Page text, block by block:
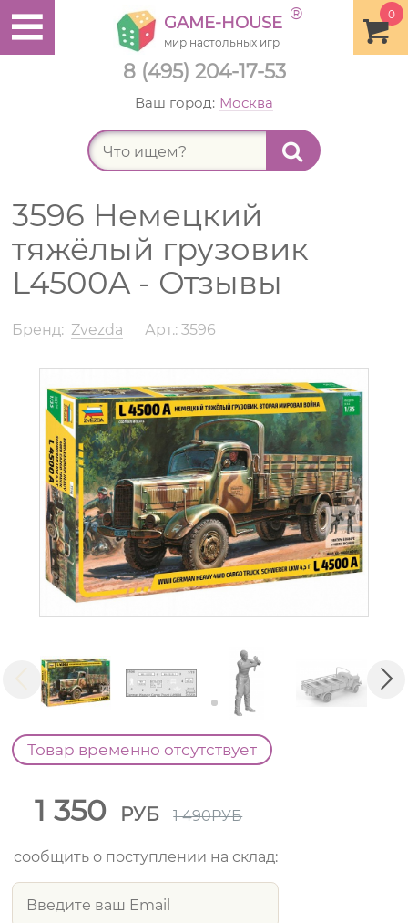
8 (495) 204-17-53
0
GAME-HOUSE ®
мир настольных игр
Ваш город: Москва
3596 Немецкий
тяжёлый грузовик
L4500A - Отзывы
Бренд: Zvezda Арт.: 3596
Товар временно отсутствует
1 350 РУБ 1 490РУБ
сообщить о поступлении на склад: